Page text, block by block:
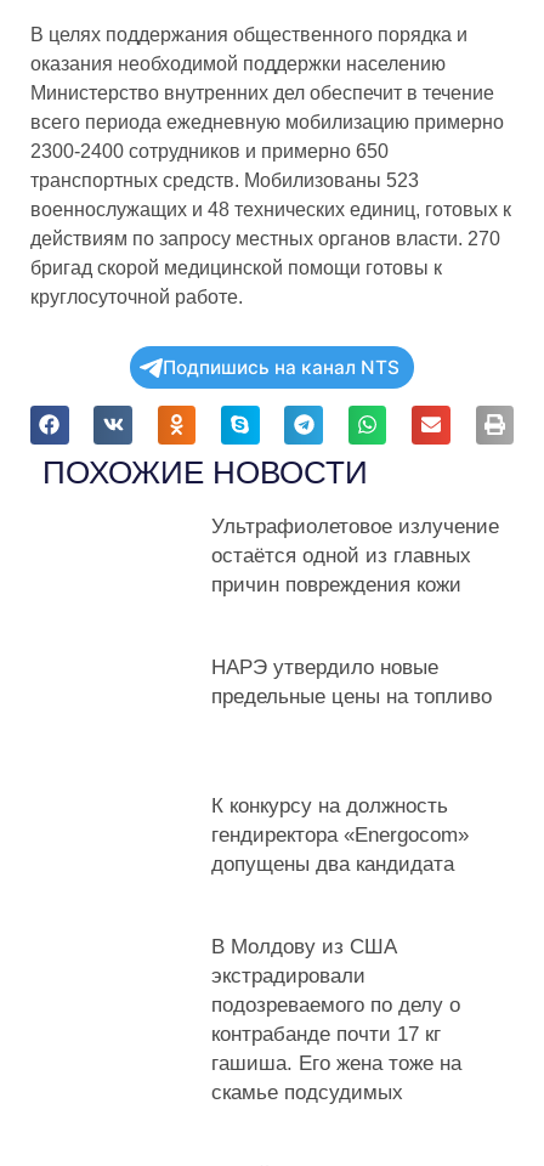
В целях поддержания общественного порядка и
оказания необходимой поддержки населению
Министерство внутренних дел обеспечит в течение
всего периода ежедневную мобилизацию примерно
2300-2400 сотрудников и примерно 650
транспортных средств. Мобилизованы 523
военнослужащих и 48 технических единиц, готовых к
действиям по запросу местных органов власти. 270
бригад скорой медицинской помощи готовы к
круглосуточной работе.
Подпишись на канал NTS
ПОХОЖИЕ НОВОСТИ
Ультрафиолетовое излучение
остаётся одной из главных
причин повреждения кожи
НАРЭ утвердило новые
предельные цены на топливо
К конкурсу на должность
гендиректора «Energocom»
допущены два кандидата
В Молдову из США
экстрадировали
подозреваемого по делу о
контрабанде почти 17 кг
гашиша. Его жена тоже на
скамье подсудимых